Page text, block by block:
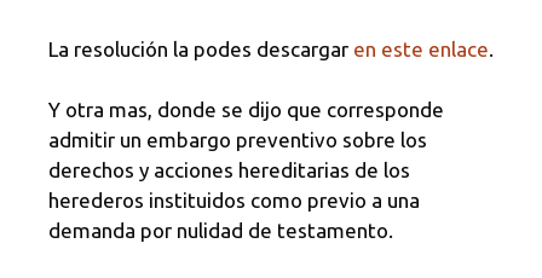
La resolución la podes descargar en este enlace
Y otra mas, donde se dijo que corresponde
admitir un embargo preventivo sobre los
derechos y acciones hereditarias de los
herederos instituidos como previo a una
demanda por nulidad de testamento.